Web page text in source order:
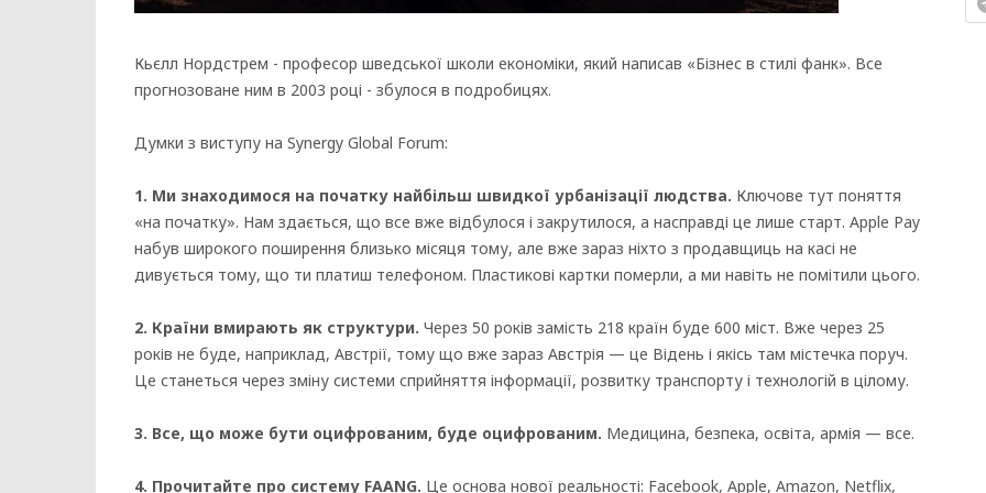
Кьєлл Нордстрем - професор шведської школи економіки, який написав «Бізнес в стилі фанк». Все
прогнозоване ним в 2003 році - збулося в подробицях.
Думки з виступу на Synergy Global Forum:
1. Ми знаходимося на початку найбільш швидкої урбанізації людства. Ключове тут поняття
«на початку». Нам здається, що все вже відбулося і закрутилося, а насправді це лише старт. Apple Pay
набув широкого поширення близько місяця тому, але вже зараз ніхто з продавщиць на касі не
дивується тому, що ти платиш телефоном. Пластикові картки померли, а ми навіть не помітили цього.
2. Країни вмирають як структури. Через 50 років замість 218 країн буде 600 міст. Вже через 25
років не буде, наприклад, Австрії, тому що вже зараз Австрія — це Відень і якісь там містечка поруч.
Це станеться через зміну системи сприйняття інформації, розвитку транспорту і технологій в цілому.
3. Все, що може бути оцифрованим, буде оцифрованим. Медицина, безпека, освіта, армія — все.
4. Прочитайте про систему FAANG. Це основа нової реальності: Facebook, Apple, Amazon, Netflix,